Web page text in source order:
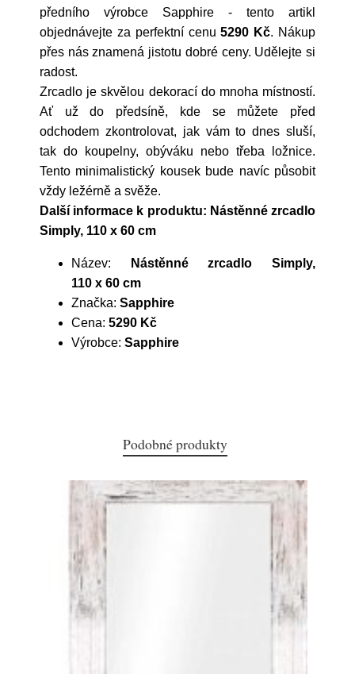
předního výrobce Sapphire - tento artikl
objednávejte za perfektní cenu5290 Kč. Nákup
přes nás znamená jistotu dobré ceny. Udělejte si
radost.
Zrcadlo je skvělou dekorací do mnoha místností.
Ať už do předsíně, kde se můžete před
odchodem zkontrolovat, jak vám to dnes sluší,
tak do koupelny, obýváku nebo třeba ložnice.
Tento minimalistický kousek bude navíc působit
vždy ležérně a svěže.
Další informace k produktu: Nástěnné zrcadlo
Simply, 110 x 60 cm
Název:
Nástěnné zrcadlo Simply,
110 x 60 cm
Značka: Sapphire
Cena: 5290 Kč
Výrobce: Sapphire
Podobné produkty